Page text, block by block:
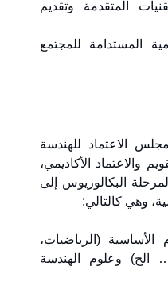
المتقدمة وتقديم
المستدامة للمجتمع
الاعتماد للهندسة
والاعتماد الأكاديمي،
البكالوريوس إلى
وهي كالتالي:
الأساسية (الرياضيات،
… الخ) وعلوم الهندسة